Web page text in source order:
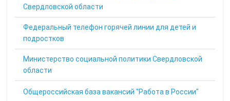
Свердловской области
Федеральный телефон горячей линии для детей и
подростков
Министерство социальной политики Свердловской
области
Общероссийская база вакансий "Работа в России"